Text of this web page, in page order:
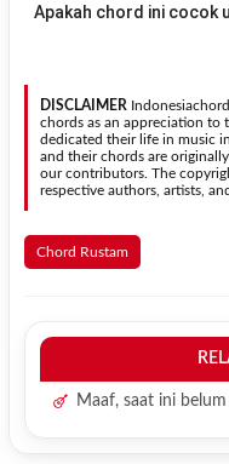
sesuai kebutuhan.
Transpose (bawah)untuk
Apakah chord ini cocok
tanpa menghilangkan
DISCLAIMER
chords as an appreciation to
dedicated their life in music
and their chords are
our contributors. The
respective authors, artists,
Chord Rustam
Maaf, saat ini